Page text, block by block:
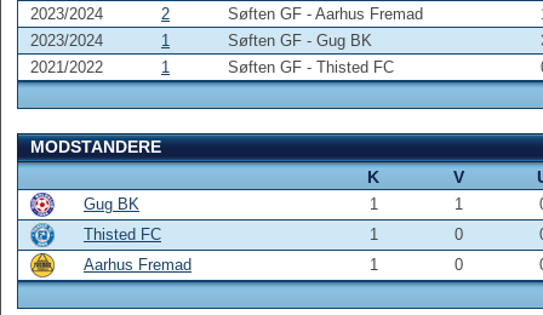
2023/2024 2 Søften GF - Aarhus Fremad
2023/2024
1 Søften GF - Gug BK
2021/2022
1 Søften GF - Thisted FC
MODSTANDERE
K
V
Gug BK 1 1
Thisted FC
1 0
Aarhus Fremad
1 0